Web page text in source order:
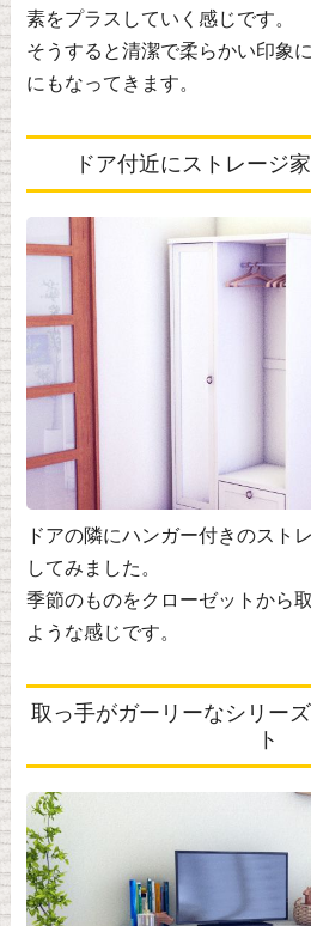
素をプラスしていく感じです。
そうすると清潔で柔らかい印象
にもなってきます。
ドア付近にストレージ
ドアの隣にハンガー付きのスト
してみました。
季節のものをクローゼットから
ような感じです。
取っ手がガーリーなシリー
ト